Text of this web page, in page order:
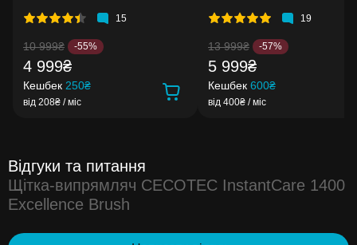
15
10 999₴ -55%
4 999₴
Кешбек 250₴
від 208₴ / міс
19
13 999₴ -57%
5 999₴
Кешбек 600₴
від 400₴ / міс
Відгуки та питання
Щітка-випрямляч CECOTEC InstantCare 1400
Excellence Brush